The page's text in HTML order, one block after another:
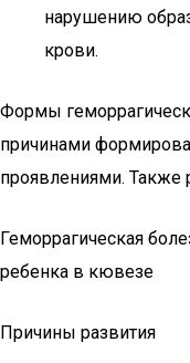
нарушению
крови.
Формы
причинами
проявлениями. Также
Геморрагическая
ребенка в кювезе
Причины развития